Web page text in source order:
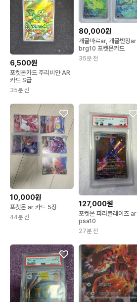
6,500원
포켓몬카드 주리비얀 AR
카드 S급
35분 전
80,000원
개굴마르ar, 개굴반장ar
brg10 포켓몬카드
35분 전
10,000원
포켓몬 ar 카드 5장
44분 전
127,000원
포켓몬 파라블레이즈 ar
psa10
27분 전